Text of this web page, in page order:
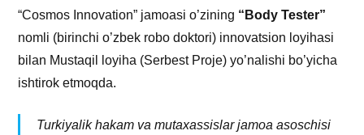
“Cosmos Innovation” jamoasi o’zining “Body Tester”
nomli (birinchi o’zbek robo doktori) innovatsion loyihasi
bilan Mustaqil loyiha (Serbest Proje) yo’nalishi bo’yicha
ishtirok etmoqda.
Turkiyalik hakam va mutaxassislar jamoa asoschisi